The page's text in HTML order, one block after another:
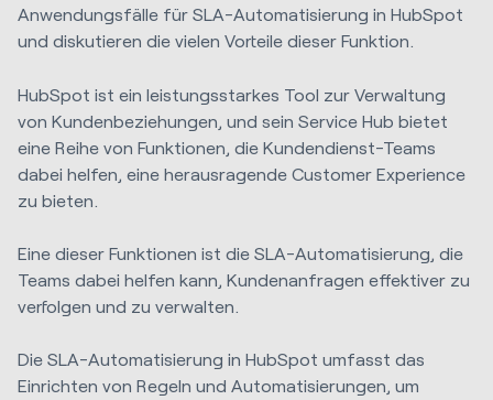
Anwendungsfälle für SLA-Automatisierung in HubSpot
und diskutieren die vielen Vorteile dieser Funktion.
HubSpot ist ein leistungsstarkes Tool zur Verwaltung
von Kundenbeziehungen, und sein Service Hub bietet
eine Reihe von Funktionen, die Kundendienst-Teams
dabei helfen, eine herausragende Customer Experience
zu bieten.
Eine dieser Funktionen ist die SLA-Automatisierung, die
Teams dabei helfen kann, Kundenanfragen effektiver zu
verfolgen und zu verwalten.
Die SLA-Automatisierung in HubSpot umfasst das
Einrichten von Regeln und Automatisierungen, um